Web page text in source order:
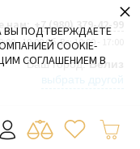
нам: +7 (980) 379-42-99
- 19:00 Сб-Вс: 10:00 - 17:00
Ваш город:Белиз
ВЫ ПОДТВЕРЖДАЕТЕ
COOKIE-
СОГЛАШЕНИЕМ В
×